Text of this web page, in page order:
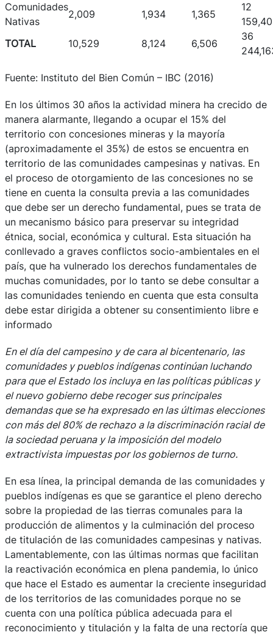
Comunidades
Nativas
2,009 1,934 1,365
12
TOTAL
10,529 8,124 6,506
36
Fuente: Instituto del Bien Común – IBC (2016)
En los últimos 30 años la actividad minera ha crecido de
manera alarmante, llegando a ocupar el 15% del
territorio con concesiones mineras y la mayoría
(aproximadamente el 35%) de estos se encuentra en
territorio de las comunidades campesinas y nativas. En
el proceso de otorgamiento de las concesiones no se
tiene en cuenta la consulta previa a las comunidades
que debe ser un derecho fundamental, pues se trata de
un mecanismo básico para preservar su integridad
étnica, social, económica y cultural. Esta situación ha
conllevado a graves conflictos socio-ambientales en el
país, que ha vulnerado los derechos fundamentales de
muchas comunidades, por lo tanto se debe consultar a
las comunidades teniendo en cuenta que esta consulta
debe estar dirigida a obtener su consentimiento libre e
informado
En el día del campesino y de cara al bicentenario, las
comunidades y pueblos indígenas continúan luchando
para que el Estado los incluya en las políticas públicas y
el nuevo gobierno debe recoger sus principales
demandas que se ha expresado en las últimas elecciones
con más del 80% de rechazo a la discriminación racial de
la sociedad peruana y la imposición del modelo
extractivista impuestas por los gobiernos de turno.
En esa línea, la principal demanda de las comunidades y
pueblos indígenas es que se garantice el pleno derecho
sobre la propiedad de las tierras comunales para la
producción de alimentos y la culminación del proceso
de titulación de las comunidades campesinas y nativas.
Lamentablemente, con las últimas normas que facilitan
la reactivación económica en plena pandemia, lo único
que hace el Estado es aumentar la creciente inseguridad
de los territorios de las comunidades porque no se
cuenta con una política pública adecuada para el
reconocimiento y titulación y la falta de una rectoría que